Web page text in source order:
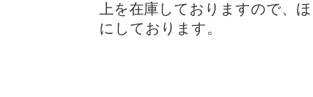
上を在庫しておりますので、
にしております。